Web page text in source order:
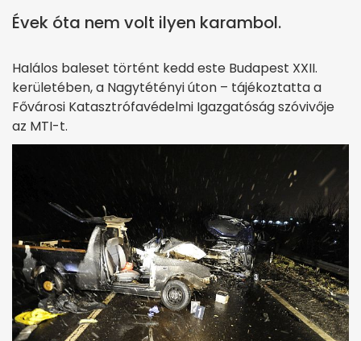
Évek óta nem volt ilyen karambol.
Halálos baleset történt kedd este Budapest XXII.
kerületében, a Nagytétényi úton – tájékoztatta a
Fővárosi Katasztrófavédelmi Igazgatóság szóvivője
az MTI-t.